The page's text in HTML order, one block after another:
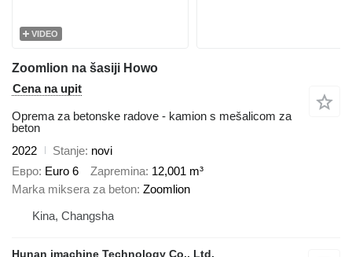
VIDEO
Zoomlion na šasiji Howo
Cena na upit
Oprema za betonske radove - kamion s mešalicom za
beton
2022
Stanje novi
Евро Euro 6 Zapremina 12,001 m³
Marka miksera za beton Zoomlion
Kina, Changsha
Hunan imachine Technology Co., Ltd.